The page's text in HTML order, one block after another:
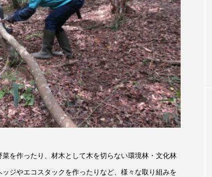
け台 すずかけ台小学校 すずきまみ そんなに
ミルクはどうされますか つつじが丘小学校 つな
にあなたがいる とくとくトーク とっておきシネマ
たらくおやさい バナナもいるよ！ ばらぐみ
ろかわさえこ ぴぽん ふくし情報 ふじ幼稚園
を作ったり、材木として木を切らない環境林・文化林
ジやエコスタックを作ったりなど、様々な取り組みを